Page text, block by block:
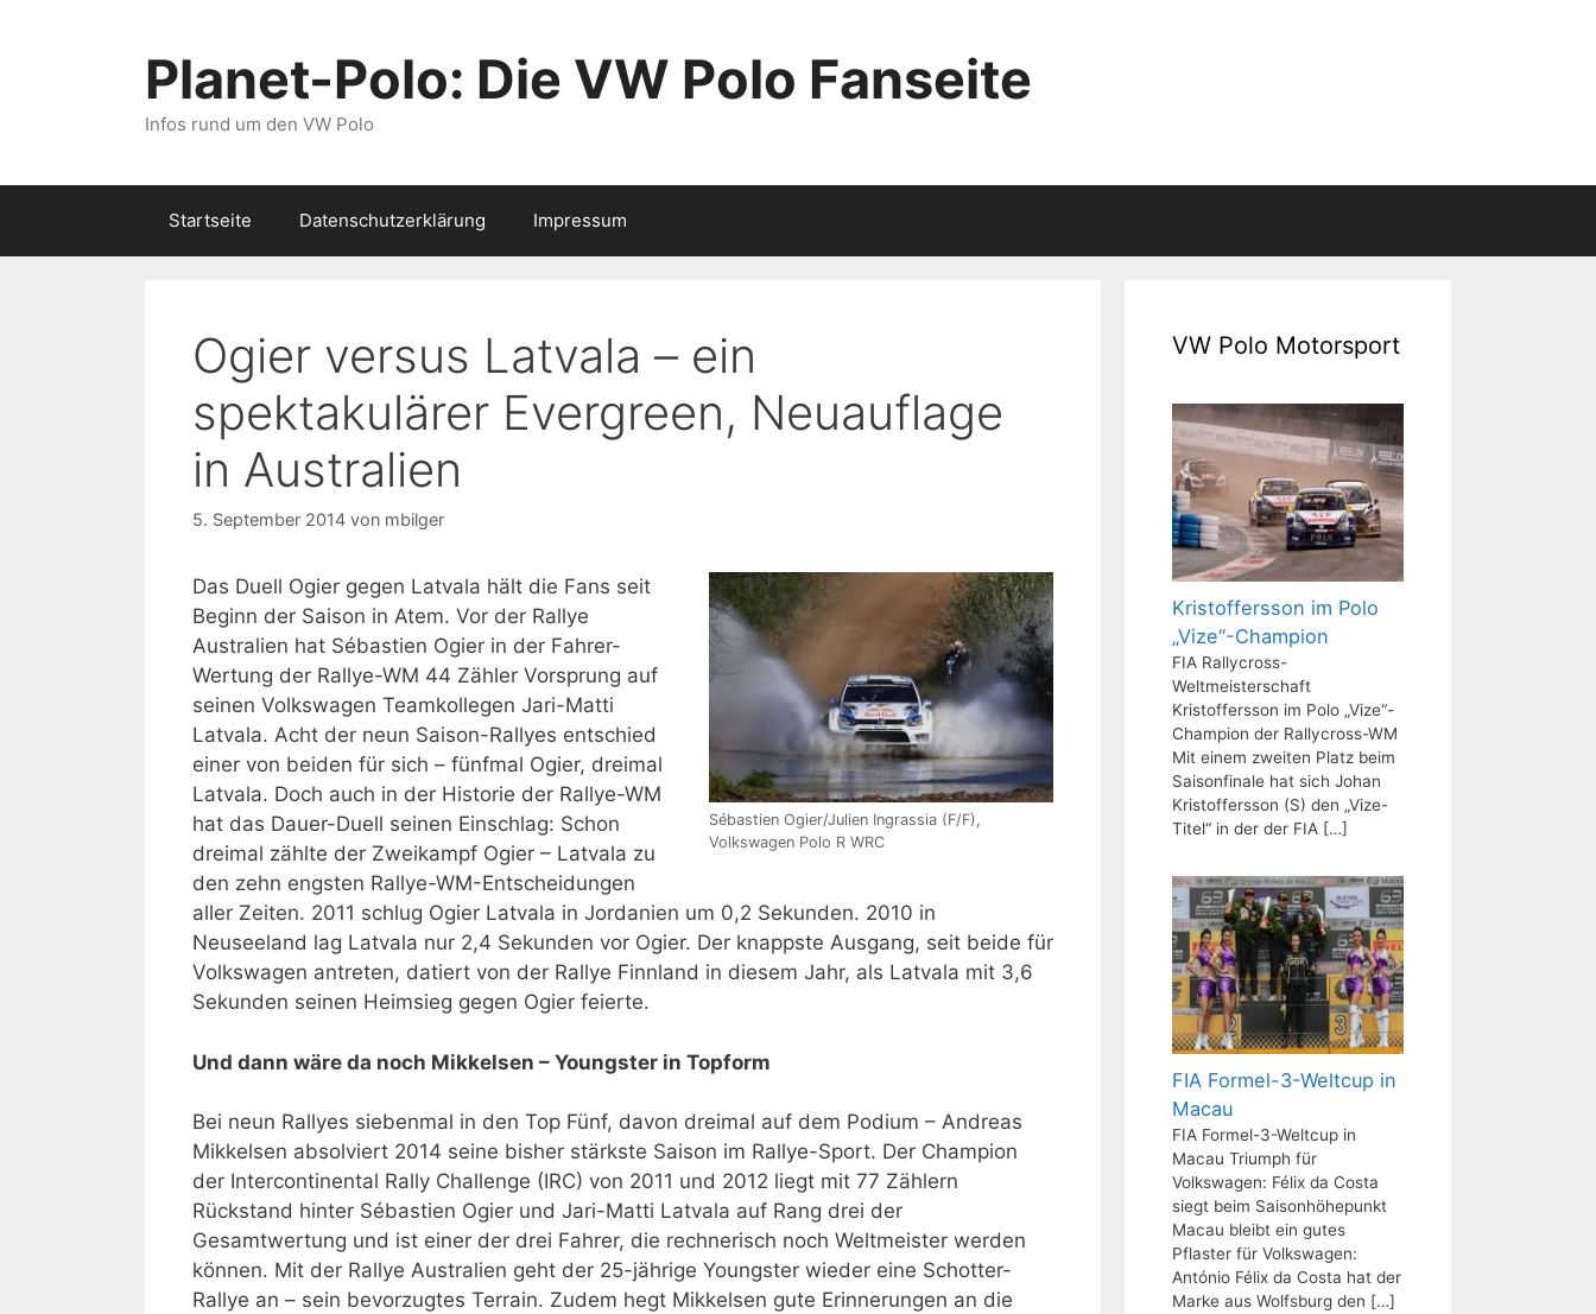
Planet-Polo: Die VW Polo Fanseite
Infos rund um den VW Polo
Startseite Datenschutzerklärung Impressum
Ogier versus Latvala – ein
spektakulärer Evergreen, Neuauflage
in Australien
5. September 2014 von mbilger
Sébastien Ogier/Julien Ingrassia (F/F),
Volkswagen Polo R WRC
Das Duell Ogier gegen Latvala hält die Fans seit
Beginn der Saison in Atem. Vor der Rallye
Australien hat Sébastien Ogier in der Fahrer-
Wertung der Rallye-WM 44 Zähler Vorsprung auf
seinen Volkswagen Teamkollegen Jari-Matti
Latvala. Acht der neun Saison-Rallyes entschied
einer von beiden für sich – fünfmal Ogier, dreimal
Latvala. Doch auch in der Historie der Rallye-WM
hat das Dauer-Duell seinen Einschlag: Schon
dreimal zählte der Zweikampf Ogier – Latvala zu
den zehn engsten Rallye-WM-Entscheidungen
aller Zeiten. 2011 schlug Ogier Latvala in Jordanien um 0,2 Sekunden. 2010 in
Neuseeland lag Latvala nur 2,4 Sekunden vor Ogier. Der knappste Ausgang, seit beide für
Volkswagen antreten, datiert von der Rallye Finnland in diesem Jahr, als Latvala mit 3,6
Sekunden seinen Heimsieg gegen Ogier feierte.
Und dann wäre da noch Mikkelsen – Youngster in Topform
Bei neun Rallyes siebenmal in den Top Fünf, davon dreimal auf dem Podium – Andreas
Mikkelsen absolviert 2014 seine bisher stärkste Saison im Rallye-Sport. Der Champion
der Intercontinental Rally Challenge (IRC) von 2011 und 2012 liegt mit 77 Zählern
Rückstand hinter Sébastien Ogier und Jari-Matti Latvala auf Rang drei der
Gesamtwertung und ist einer der drei Fahrer, die rechnerisch noch Weltmeister werden
können. Mit der Rallye Australien geht der 25-jährige Youngster wieder eine Schotter-
Rallye an – sein bevorzugtes Terrain. Zudem hegt Mikkelsen gute Erinnerungen an die
VW Polo Motorsport
Kristoffersson im Polo
„Vize“-Champion
FIA Rallycross-
Weltmeisterschaft
Kristoffersson im Polo „Vize“-
Champion der Rallycross-WM
Mit einem zweiten Platz beim
Saisonfinale hat sich Johan
Kristoffersson (S) den „Vize-
Titel“ in der der FIA […]
FIA Formel-3-Weltcup in
Macau
FIA Formel-3-Weltcup in
Macau Triumph für
Volkswagen: Félix da Costa
siegt beim Saisonhöhepunkt
Macau bleibt ein gutes
Pflaster für Volkswagen:
António Félix da Costa hat der
Marke aus Wolfsburg den […]